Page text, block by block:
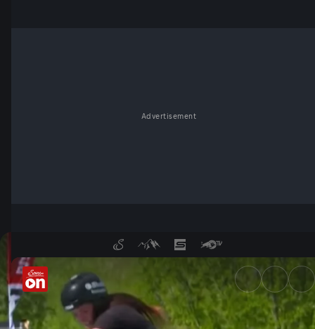
Advertisement
Highlights: Montpellier | UCI